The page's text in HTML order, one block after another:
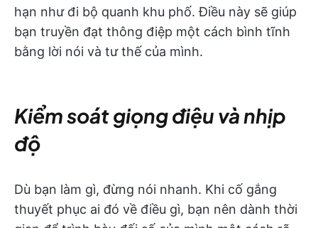
hạn như đi bộ quanh khu phố. Điều này sẽ giúp
bạn truyền đạt thông điệp một cách bình tĩnh
bằng lời nói và tư thế của mình.
Kiểm soát giọng điệu và nhịp
độ
Dù bạn làm gì, đừng nói nhanh. Khi cố gắng
thuyết phục ai đó về điều gì, bạn nên dành thời